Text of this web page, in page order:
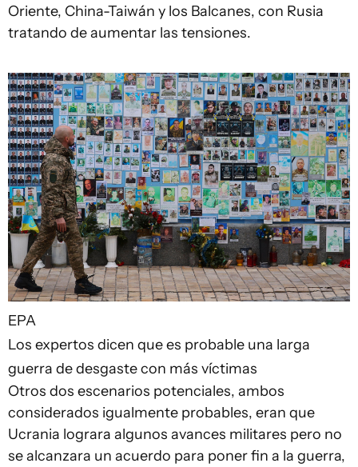
Oriente, China-Taiwán y los Balcanes, con Rusia
tratando de aumentar las tensiones.
EPA
Los expertos dicen que es probable una larga
guerra de desgaste con más víctimas
Otros dos escenarios potenciales, ambos
considerados igualmente probables, eran que
Ucrania lograra algunos avances militares pero no
se alcanzara un acuerdo para poner fin a la guerra,